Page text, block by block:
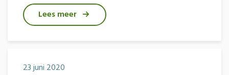
Lees meer
23 juni 2020